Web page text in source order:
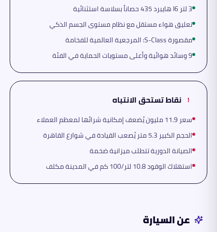
3 لتر I6 هايبرد 435 حصاناً بسلاسة استثنائية
تعليق هواء مستقل مع نظام مستوى الجسم الذكي
مقصورة S-Class: المرجعية العالمية للفخامة
9 وسائد هوائية وأعلى مستويات الحماية في الفئة
! نقاط تستحق الانتباه
سعر 11.9 مليون يُضعف إمكانية شرائها لمعظم العملاء
الحجم الكبير 5.3 متر يُصعب القيادة في شوارع القاهرة
الصيانة الدورية تتطلب ميزانية ضخمة
استهلاك الوقود 10.8 لتر/100 كم في المدينة مكلف
عن السيارة